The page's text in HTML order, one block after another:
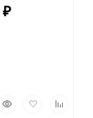
₽
БыстрыйДобавить